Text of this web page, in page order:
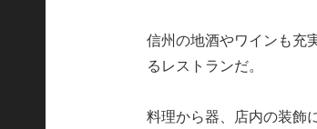
信州の地酒やワインも充
るレストランだ。
料理から器、店内の装飾